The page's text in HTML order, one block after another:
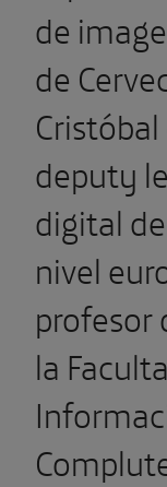
de
de
deputy
digital
nivel
profesor
la